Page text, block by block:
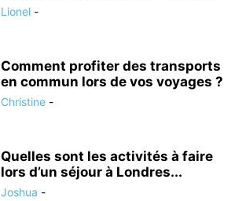
Lionel -
Comment profiter des transports
en commun lors de vos voyages ?
Christine -
Quelles sont les activités à faire
lors d’un séjour à Londres...
Joshua -